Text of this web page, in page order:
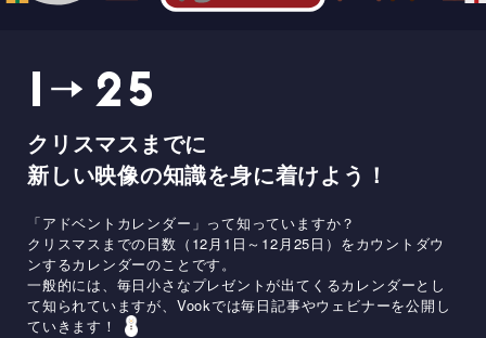
クリスマスまでに
新しい映像の知識を身に着けよう！
「アドベントカレンダー」って知っていますか？
クリスマスまでの日数（12月1日～12月25日）をカウントダウ
ンするカレンダーのことです。
一般的には、毎日小さなプレゼントが出てくるカレンダーとし
て知られていますが、 Vookでは毎日記事やウェビナーを公開し
ていきます！